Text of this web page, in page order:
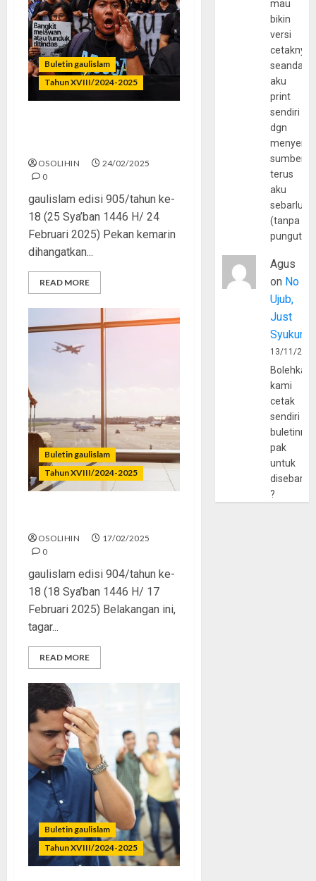
Buletin gaulislam
Tahun XVIII/2024-2025
OSOLIHIN
24/02/2025
0
gaulislam edisi 905/tahun ke-
18 (25 Sya’ban 1446 H/ 24
Februari 2025) Pekan kemarin
dihangatkan...
READ MORE
Buletin gaulislam
Tahun XVIII/2024-2025
OSOLIHIN
17/02/2025
0
gaulislam edisi 904/tahun ke-
18 (18 Sya’ban 1446 H/ 17
Februari 2025) Belakangan ini,
tagar...
READ MORE
Buletin gaulislam
Tahun XVIII/2024-2025
mau
bikin
versi
cetaknya
aku
print
sendiri
dgn
sumber
terus
aku
(tanpa
Agus
on No
Ujub,
Just
Syukur
13/11/
Bolehkah
kami
cetak
sendiri
pak
untuk
?